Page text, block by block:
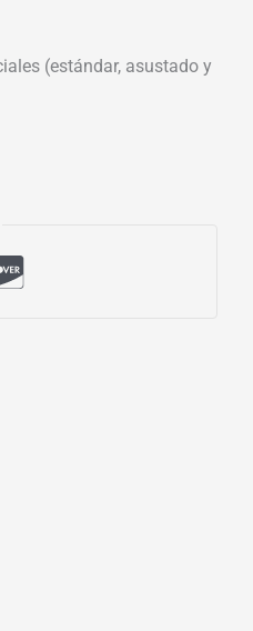
(estándar, asustado y